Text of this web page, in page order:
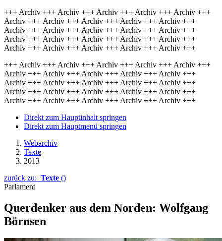
+++ Archiv +++ Archiv +++ Archiv +++ Archiv +++ Archiv +++
Archiv +++ Archiv +++ Archiv +++ Archiv +++ Archiv +++
Archiv +++ Archiv +++ Archiv +++ Archiv +++ Archiv +++
Archiv +++ Archiv +++ Archiv +++ Archiv +++ Archiv +++
Archiv +++ Archiv +++ Archiv +++ Archiv +++ Archiv +++
+++ Archiv +++ Archiv +++ Archiv +++ Archiv +++ Archiv +++
Archiv +++ Archiv +++ Archiv +++ Archiv +++ Archiv +++
Archiv +++ Archiv +++ Archiv +++ Archiv +++ Archiv +++
Archiv +++ Archiv +++ Archiv +++ Archiv +++ Archiv +++
Archiv +++ Archiv +++ Archiv +++ Archiv +++ Archiv +++
Direkt zum Hauptinhalt springen
Direkt zum Hauptmenü springen
Webarchiv
Texte
2013
zurück zu: Texte ()
Parlament
Querdenker aus dem Norden: Wolfgang
Börnsen